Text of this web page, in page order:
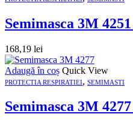
Semimasca 3M
168,19 lei
Adaugă în coș Quick View
PROTECTIA RESPIRATIEI, SEMIMASTI
Semimasca 3M